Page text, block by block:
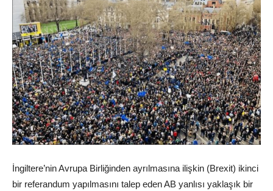
İngiltere’nin Avrupa Birliğinden ayrılmasına ilişkin (Brexit) ikinci
bir referandum yapılmasını talep eden AB yanlısı yaklaşık bir